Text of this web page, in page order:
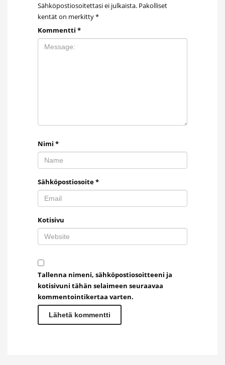
Sähköpostiosoitettasi ei julkaista. Pakolliset
kentät on merkitty*
Kommentti *
Nimi *
Sähköpostiosoite*
Kotisivu
Tallenna nimeni, sähköpostiosoitteeni ja
kotisivuni tähän selaimeen seuraavaa
kommentointikertaa varten.